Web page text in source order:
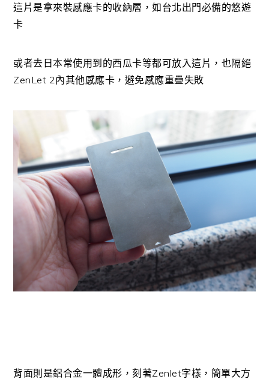
這片是拿來裝感應卡的收納層，如台北出門必備的悠遊
卡
或者去日本常使用到的西瓜卡等都可放入這片，也隔絕
ZenLet 2內其他感應卡，避免感應重疊失敗
背面則是鋁合金一體成形，刻著Zenlet字樣，簡單大方